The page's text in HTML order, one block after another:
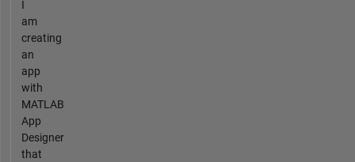
I
am
creating
an
app
with
MATLAB
App
Designer
that